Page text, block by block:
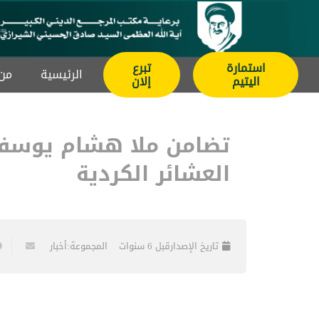
استمارة
اليتيم
تبرع
إلان الرئيسیة
تضامن ملا هشام
العشائر الكردية
تاريخ الإصدارقبل 6 سنوات المجموعة:أخبار